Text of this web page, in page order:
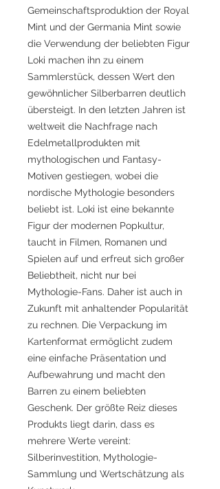
Gemeinschaftsproduktion der Royal
Mint und der Germania Mint sowie
die Verwendung der beliebten Figur
Loki machen ihn zu einem
Sammlerstück, dessen Wert den
gewöhnlicher Silberbarren deutlich
übersteigt. In den letzten Jahren ist
weltweit die Nachfrage nach
Edelmetallprodukten mit
mythologischen und Fantasy-
Motiven gestiegen, wobei die
nordische Mythologie besonders
beliebt ist. Loki ist eine bekannte
Figur der modernen Popkultur,
taucht in Filmen, Romanen und
Spielen auf und erfreut sich großer
Beliebtheit, nicht nur bei
Mythologie-Fans. Daher ist auch in
Zukunft mit anhaltender Popularität
zu rechnen. Die Verpackung im
Kartenformat ermöglicht zudem
eine einfache Präsentation und
Aufbewahrung und macht den
Barren zu einem beliebten
Geschenk. Der größte Reiz dieses
Produkts liegt darin, dass es
mehrere Werte vereint:
Silberinvestition, Mythologie-
Sammlung und Wertschätzung als